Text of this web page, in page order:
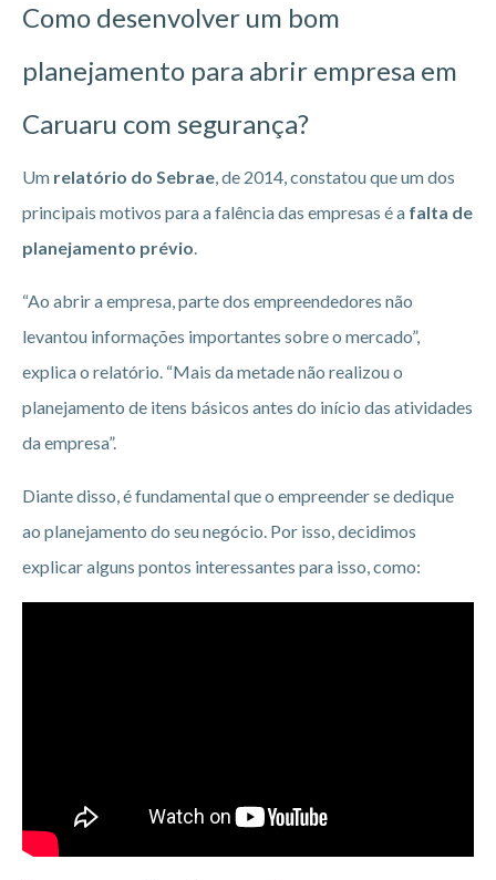
Como desenvolver um bom
planejamento para abrir empresa em
Caruaru com segurança?
Um relatório do Sebrae, de 2014, constatou que um dos
principais motivos para a falência das empresas é a falta de
planejamento prévio.
“Ao abrir a empresa, parte dos empreendedores não
levantou informações importantes sobre o mercado”,
explica o relatório. “Mais da metade não realizou o
planejamento de itens básicos antes do início das atividades
da empresa”.
Diante disso, é fundamental que o empreender se dedique
ao planejamento do seu negócio. Por isso, decidimos
explicar alguns pontos interessantes para isso, como: